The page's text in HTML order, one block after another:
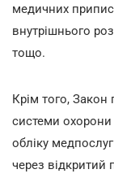
медичних
внутрішнього
тощо.
Крім того, Закон
системи
обліку
через відкритий